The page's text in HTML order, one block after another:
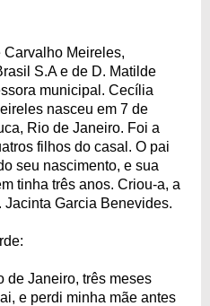
Carvalho Meireles,
S.A e de D. Matilde
municipal. Cecília
nasceu em 7 de
Rio de Janeiro. Foi a
filhos do casal. O pai
seu nascimento, e sua
tinha três anos. Criou-a, a
Jacinta Garcia Benevides.
de Janeiro, três meses
e perdi minha mãe antes